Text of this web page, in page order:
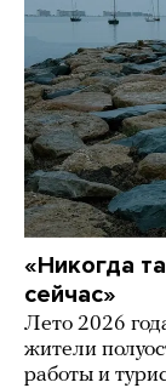
«Никогда
сейчас»
Лето 2026
жители
работы и